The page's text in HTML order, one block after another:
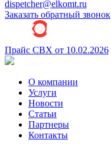
dispetcher@elkomt.ru
Заказать обратный звонок
Прайс СВХ от 10.02.2026
О компании
Услуги
Новости
Статьи
Партнеры
Контакты